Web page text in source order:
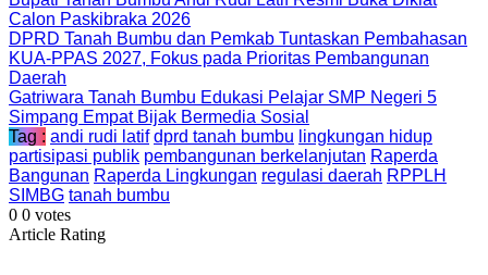
Calon Paskibraka 2026
DPRD Tanah Bumbu dan Pemkab Tuntaskan Pembahasan
KUA-PPAS 2027, Fokus pada Prioritas Pembangunan
Daerah
Gatriwara Tanah Bumbu Edukasi Pelajar SMP Negeri 5
Simpang Empat Bijak Bermedia Sosial
Tag : andi rudi latif dprd tanah bumbu lingkungan hidup
partisipasi publik pembangunan berkelanjutan Raperda
Bangunan Raperda Lingkungan regulasi daerah RPPLH
SIMBG tanah bumbu
0 0 votes
Article Rating